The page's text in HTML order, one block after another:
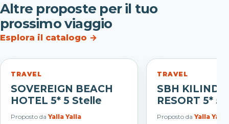
Altre proposte per il tuo
prossimo viaggio
Esplora il catalogo →
TRAVEL
SOVEREIGN BEACH
HOTEL 5* 5 Stelle
Proposto da Yalla Yalla
TRAVEL
SBH
RESORT 5* 5
Proposto da Yalla Yalla